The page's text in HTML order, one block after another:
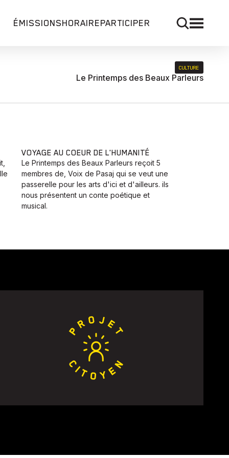
ÉMISSIONSHORAIREPARTICIPER
CULTURE
Le Printemps des Beaux Parleurs
VOYAGE AU COEUR DE L'HUMANITÉ
Le Printemps des Beaux Parleurs reçoit 5
membres de, Voix de Pasaj qui se veut une
passerelle pour les arts d'ici et d'ailleurs. ils
nous présentent un conte poétique et
musical.